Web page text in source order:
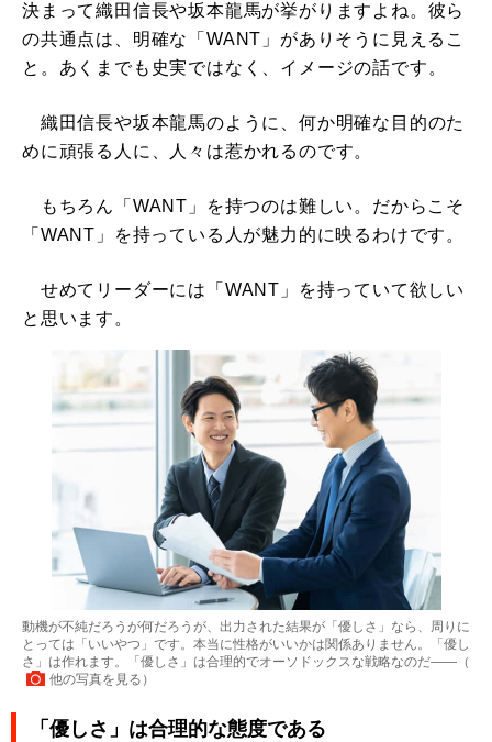
決まって織田信長や坂本龍馬が挙がりますよね。彼ら
の共通点は、明確な「WANT」がありそうに見えるこ
と。あくまでも史実ではなく、イメージの話です。
織田信長や坂本龍馬のように、何か明確な目的のた
めに頑張る人に、人々は惹かれるのです。
もちろん「WANT」を持つのは難しい。だからこそ
「WANT」を持っている人が魅力的に映るわけです。
せめてリーダーには「WANT」を持っていて欲しい
と思います。
動機が不純だろうが何だろうが、出力された結果が「優しさ」なら、周りに
とっては「いいやつ」です。本当に性格がいいかは関係ありません。「優し
さ」は作れます。「優しさ」は合理的でオーソドックスな戦略なのだ――（
他の写真を見る ）
「優しさ」は合理的な態度である